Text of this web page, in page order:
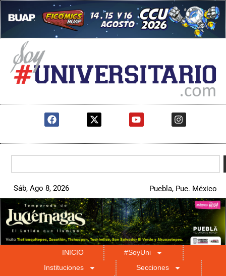
Sáb, Ago 8, 2026 Puebla, Pue. México
INICIO
#SoyUni
Instituciones
Secciones